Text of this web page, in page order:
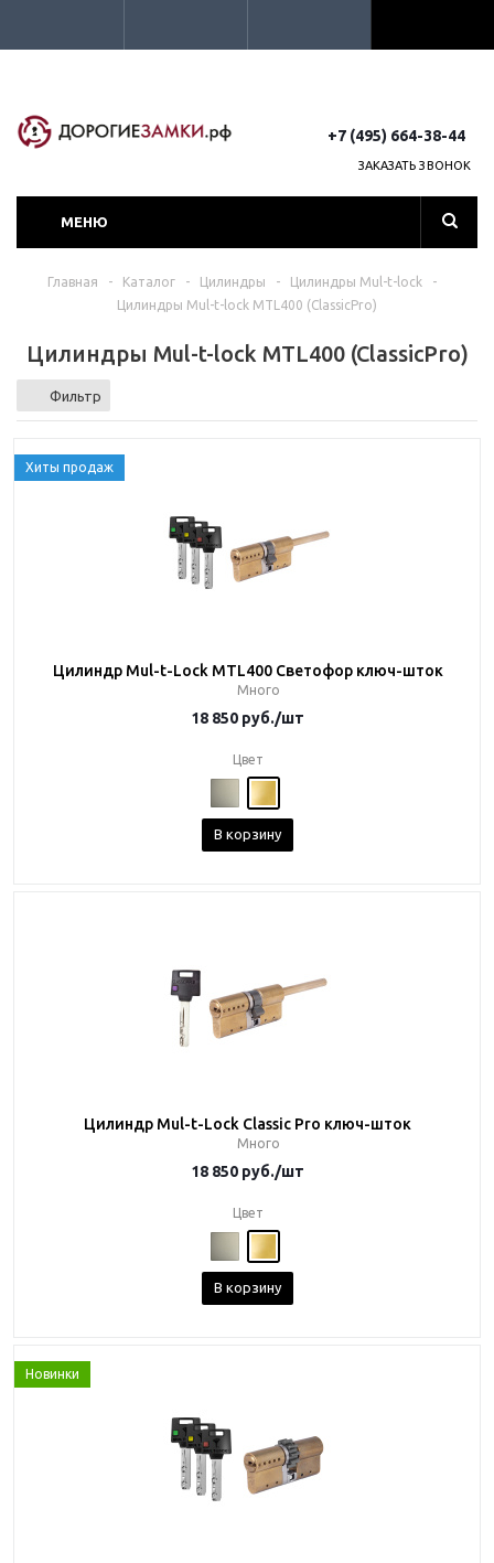
+7 (495) 664-38-44
ЗАКАЗАТЬ ЗВОНОК
МЕНЮ
Главная - Каталог - Цилиндры - Цилиндры Mul-t-lock
-
Цилиндры Mul-t-lock MTL400 (ClassicPro)
Цилиндры Mul-t-lock MTL400 (ClassicPro)
Фильтр
Хиты продаж
Цилиндр Mul-t-Lock MTL400 Светофор ключ-шток
Много
18 850 руб./шт
Цвет
В корзину
Цилиндр Mul-t-Lock Classic Pro ключ-шток
Много
18 850 руб./шт
Цвет
В корзину
Новинки